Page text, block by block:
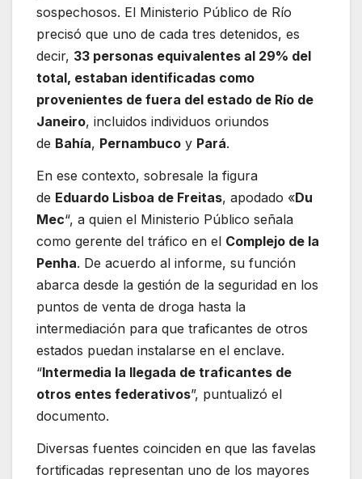
sospechosos. El Ministerio Público de Río
precisó que uno de cada tres detenidos, es
decir, 33 personas equivalentes al 29% del
total, estaban identificadas como
provenientes de fuera del estado de Río de
Janeiro, incluidos individuos oriundos
de Bahía, Pernambuco y Pará.
En ese contexto, sobresale la figura
de Eduardo Lisboa de Freitas, apodado «Du
Mec“, a quien el Ministerio Público señala
como gerente del tráfico en el Complejo de la
Penha. De acuerdo al informe, su función
abarca desde la gestión de la seguridad en los
puntos de venta de droga hasta la
intermediación para que traficantes de otros
estados puedan instalarse en el enclave.
“Intermedia la llegada de traficantes de
otros entes federativos”, puntualizó el
documento.
Diversas fuentes coinciden en que las favelas
fortificadas representan uno de los mayores